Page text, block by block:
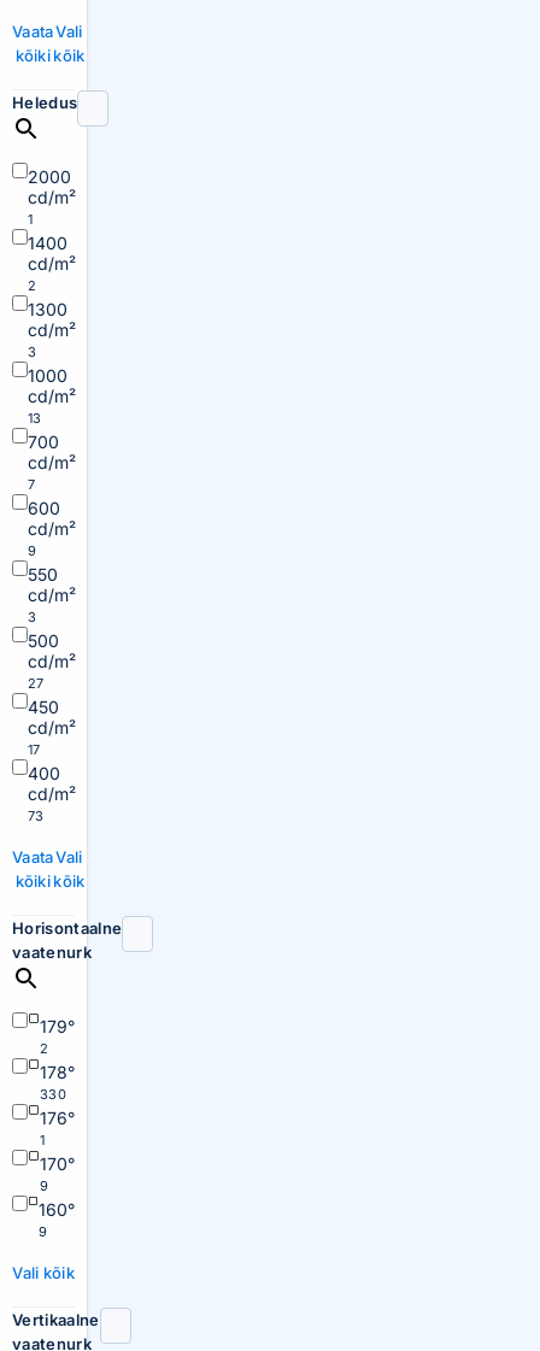
Vaata
kõiki
Vali
kõik
Heledus
2000
cd/m²
1
1400
cd/m²
2
1300
cd/m²
3
1000
cd/m²
13
700
cd/m²
7
600
cd/m²
9
550
cd/m²
3
500
cd/m²
27
450
cd/m²
17
400
cd/m²
73
Vaata
kõiki
Vali
kõik
Horisontaalne
vaatenurk
179°
2
178°
330
176°
1
170°
9
160°
9
Vali kõik
Vertikaalne
vaatenurk